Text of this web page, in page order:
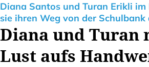
Diana Santos und Turan Erikli
sie ihren Weg von der
gemeistert haben.
Diana und Turan
Lust aufs